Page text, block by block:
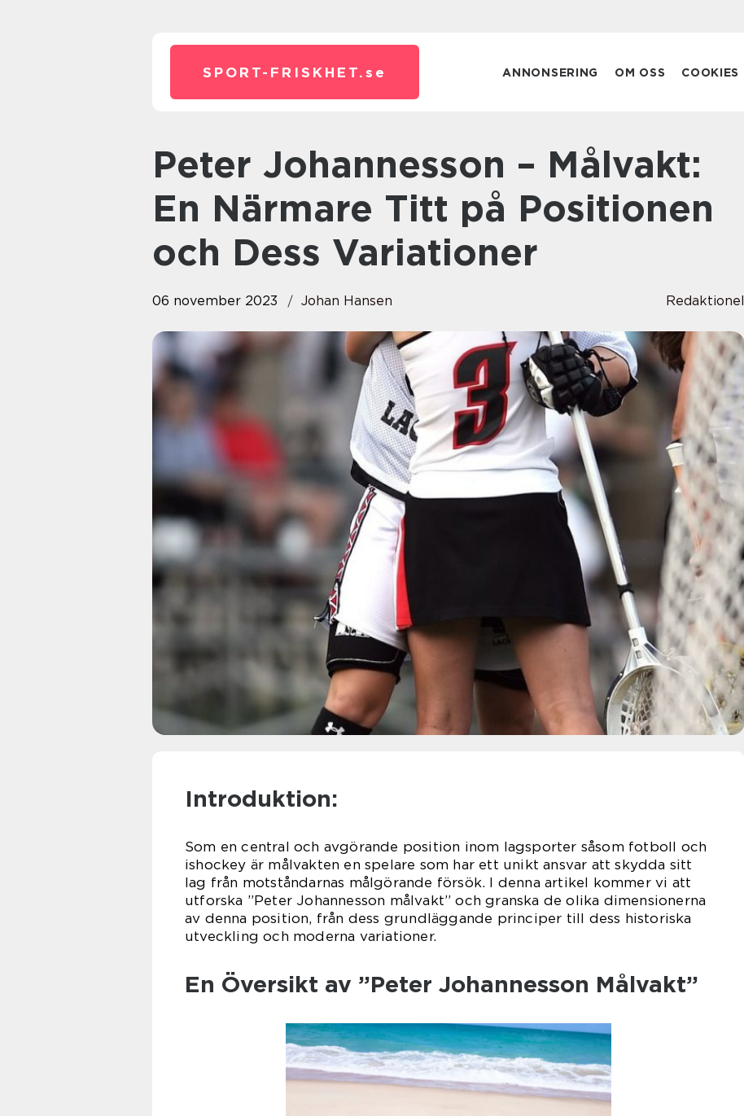
SPORT-FRISKHET. se ANNONSERING OM OSS COOKIES
Peter Johannesson – Målvakt:
En Närmare Titt på Positionen
och Dess Variationer
06 november 2023 Johan Hansen Redaktionel
Introduktion:
Som en central och avgörande position inom lagsporter såsom fotboll och
ishockey är målvakten en spelare som har ett unikt ansvar att skydda sitt
lag från motståndarnas målgörande försök. I denna artikel kommer vi att
utforska ”Peter Johannesson målvakt” och granska de olika dimensionerna
av denna position, från dess grundläggande principer till dess historiska
utveckling och moderna variationer.
En Översikt av ”Peter Johannesson Målvakt”